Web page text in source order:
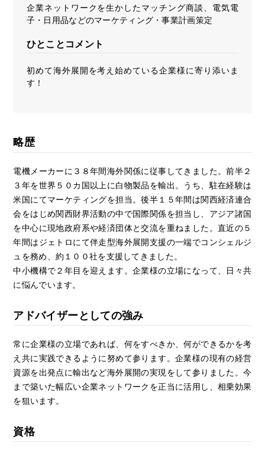
企業ネットワークを生かしたマッチング商談、電気電
子・日用品などのマーケティング・事業計画策定
ひとことコメント
初めて海外展開を考え始めている企業様に寄り添いま
す！
略歴
電機メーカーに３８年間海外関係に従事してきました。前半２
３年を世界５０カ国以上に白物製品を輸出。うち、駐在経験は
米国にてマーケティングを担当。後半１５年間は関西経済連合
会をはじめ関西財界活動の中で国際関係を担当し、アジア諸国
を中心に現地政府系や経済団体と交流を重ねました。直近の５
年間はジェトロにて伴走型海外展開支援の一端でコンシェルジ
ュを務め、約１００社を支援してきました。
中小機構で２年目を迎えます。企業様の立場になって、日々共
に悩んでいます。
アドバイザーとしての強み
常に企業様の立場であれば、何をすべきか、何ができるかを考
え共に実践できるように努めて参ります。企業様の現有の経営
資源を出発点に輸出など海外展開の実現をして参りました。今
まで築いた幅広い企業ネットワークを正当に活用し、相乗効果
を狙います。
資格